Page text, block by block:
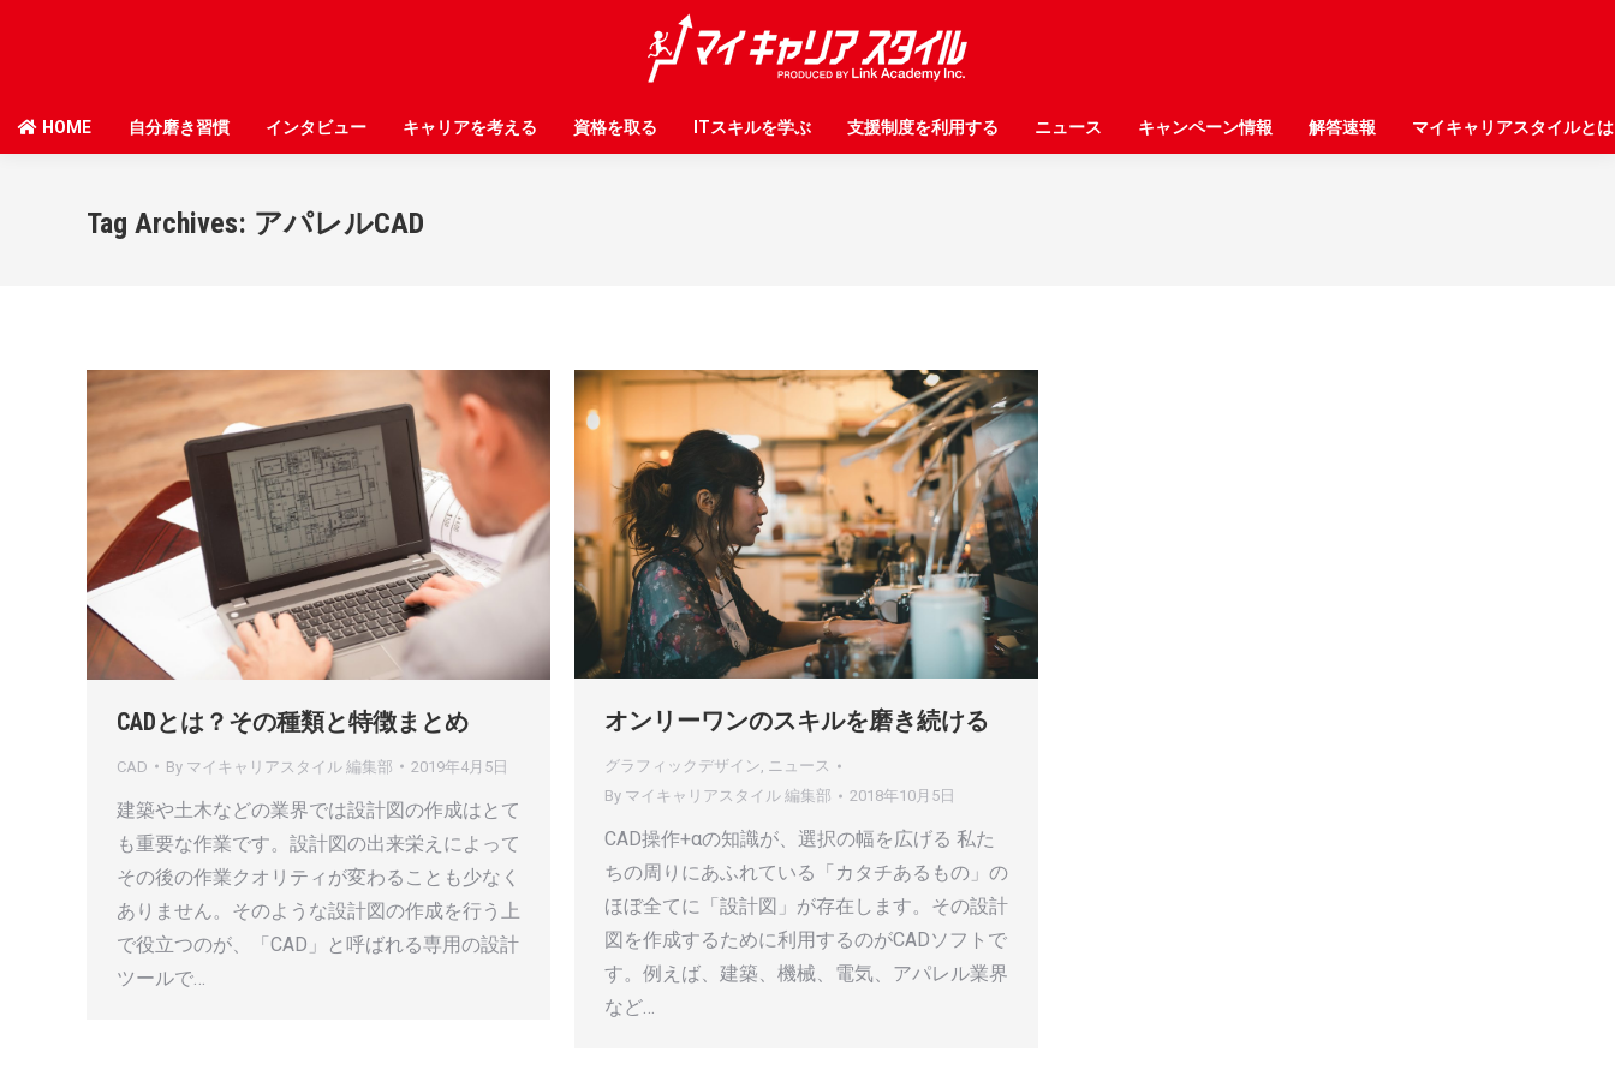
HOME 自分磨き習慣 インタビュー キャリアを考える 資格を取る ITスキルを学ぶ 支援制度を利用する ニュース キャンペーン情報 解答速報 マイキャリアスタイルとは
Tag Archives: アパレルCAD
CADとは？その種類と特徴まとめ
CAD By マイキャリアスタイル 編集部 2019年4月5日
建築や土木などの業界では設計図の作成はとて
も重要な作業です。設計図の出来栄えによって
その後の作業クオリティが変わることも少なく
ありません。そのような設計図の作成を行う上
で役立つのが、「CAD」と呼ばれる専用の設計
ツールで…
オンリーワンのスキルを磨き続ける
グラフィックデザイン, ニュース
By マイキャリアスタイル 編集部 2018年10月5日
CAD操作+αの知識が、選択の幅を広げる 私た
ちの周りにあふれている「カタチあるもの」の
ほぼ全てに「設計図」が存在します。その設計
図を作成するために利用するのがCADソフトで
す。例えば、建築、機械、電気、アパレル業界
など…
HOME 自分磨き習慣 インタビュー キャリアを考える 資格を取る ITスキルを学ぶ 支援制度を利用する ニュース キャンペーン情報 解答速報 マイキャリアスタイルとは